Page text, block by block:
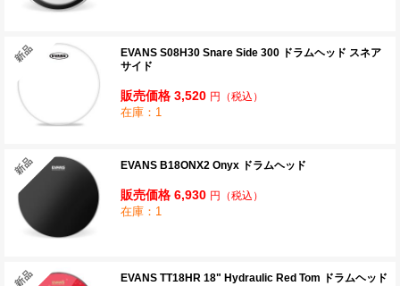
EVANS S08H30 Snare Side 300 ドラムヘッド スネア
サイド
販売価格 3,520 円 （税込）
在庫：1
EVANS B18ONX2 Onyx ドラムヘッド
販売価格 6,930 円 （税込）
在庫：1
EVANS TT18HR 18" Hydraulic Red Tom ドラムヘッド